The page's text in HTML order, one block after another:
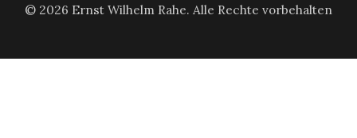
© 2026 Ernst Wilhelm Rahe. Alle Rechte vorbehalten